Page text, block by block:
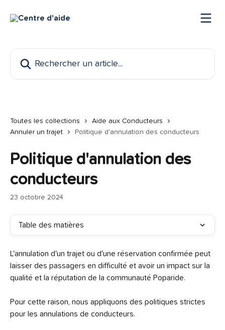
Toutes les collections
Aide aux Conducteurs
Annuler un trajet
Politique d'annulation des conducteurs
Politique d'annulation des
conducteurs
23 octobre 2024
Table des matières
L'annulation d'un trajet ou d'une réservation confirmée peut
laisser des passagers en difficulté et avoir un impact sur la
qualité et la réputation de la communauté Poparide.
Pour cette raison, nous appliquons des politiques strictes
pour les annulations de conducteurs.